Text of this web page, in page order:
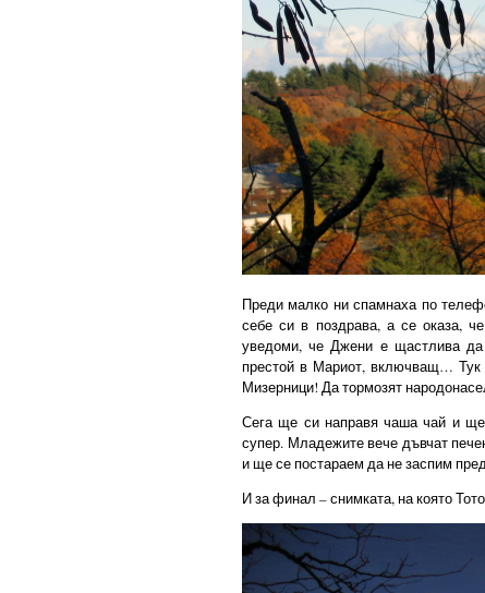
Преди малко ни спамнаха по
себе си в поздрава, а се оказа,
уведоми, че Джени е щастлива
престой в Мариот, включващ… Тук
Мизерници! Да тормозят
Сега ще си направя чаша чай и ще
супер. Младежите вече дъвчат
и ще се постараем да не заспим
И за финал – снимката, на която